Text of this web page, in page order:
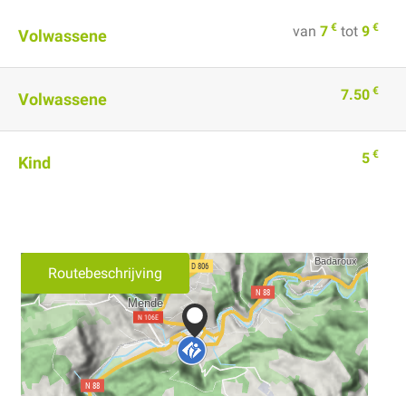
Volwassene van 7 € tot 9 €
Volwassene 7.50 €
Kind 5 €
Routebeschrijving